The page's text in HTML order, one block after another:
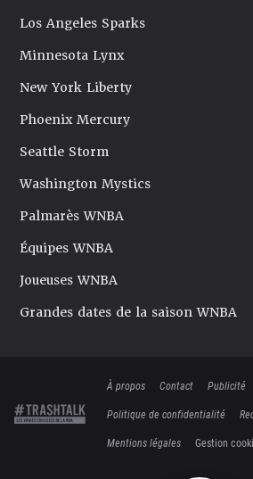
Los Angeles Sparks
Minnesota Lynx
New York Liberty
Phoenix Mercury
Seattle Storm
Washington Mystics
Palmarès WNBA
Équipes WNBA
Joueuses WNBA
Grandes dates de la saison WNBA
À propos Contact
Publicité
Politique de confidentialité
Mentions légales
Gestion